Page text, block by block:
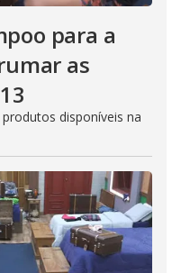
para a
as
disponíveis na